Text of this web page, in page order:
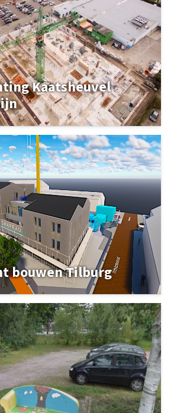
Kaatsheuvel
bouwen Tilburg